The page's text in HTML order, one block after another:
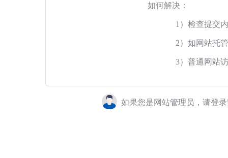
如何解决：
1）检查提交
2）如网站托
3）普通网站
如果您是网站管理员，请登